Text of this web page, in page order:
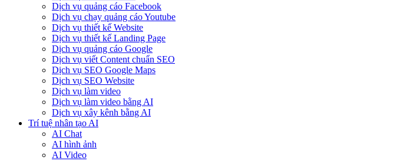
Dịch vụ quảng cáo Facebook
Dịch vụ chạy quảng cáo Youtube
Dịch vụ thiết kế Website
Dịch vụ thiết kế Landing Page
Dịch vụ quảng cáo Google
Dịch vụ viết Content chuẩn SEO
Dịch vụ SEO Google Maps
Dịch vụ SEO Website
Dịch vụ làm video
Dịch vụ làm video bằng AI
Dịch vụ xây kênh bằng AI
Trí tuệ nhân tạo AI
AI Chat
AI hình ảnh
AI Video